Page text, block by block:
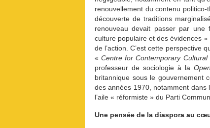
renouvellement du contenu
découverte de traditions
renouveau devait passer par
culture populaire et des évidences
de l’action. C’est cette perspective
«Centre for Contemporary Cultural
professeur de sociologie à la
britannique sous le gouvernement
des années 1970, notamment dans
l’aile « réformiste » du Parti
Une pensée de la diaspora au